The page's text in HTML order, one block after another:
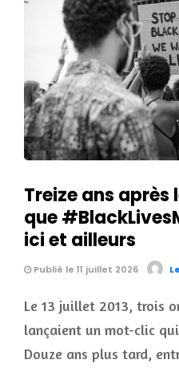
Treize ans après
que
ici et ailleurs
Publié le 11 juillet 2026
Le 13 juillet 2013, trois
lançaient un mot-clic
Douze ans plus tard,